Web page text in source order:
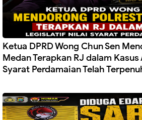
Ketua DPRD Wong Chun Sen
Medan Terapkan RJ dalam
Syarat Perdamaian Telah